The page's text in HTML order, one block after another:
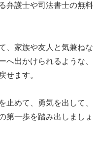
弁護士や司法書士の無料
、家族や友人と気兼ねな
へ出かけられるような、
せます。
止めて、勇気を出して、
第一歩を踏み出しましょ